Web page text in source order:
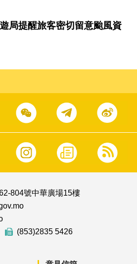
局提醒旅客密切留意颱風資
804號中華廣場15樓
(853)2835 5426